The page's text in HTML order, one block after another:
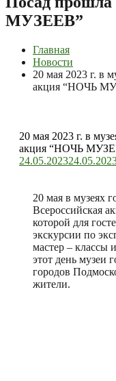
МУЗЕЕВ”
Главная
Новости
20 мая 2023 г. в
акция “НОЧЬ
20 мая 2023 г. в
акция “НОЧЬ
24.05.2023
20 мая в музеях
Всероссийская
которой для
экскурсии по
мастер – классы
этот день музеи
городов
жители.